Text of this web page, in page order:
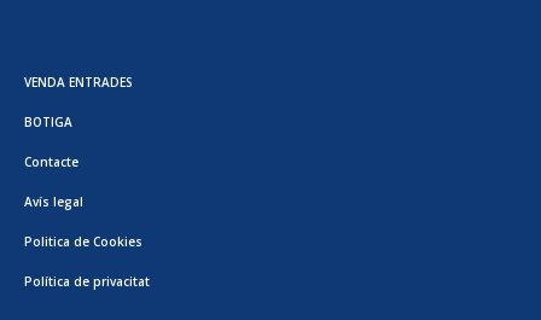
VENDA ENTRADES
BOTIGA
Contacte
Avís legal
Politica de Cookies
Política de privacitat